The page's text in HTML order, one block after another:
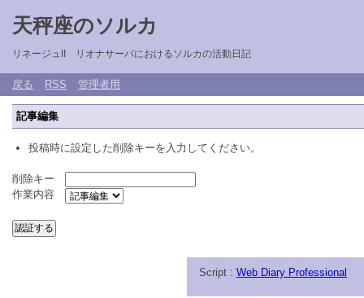
天秤座のソルカ
リネージュII リオナサーバにおけるソルカの活動日記
戻る RSS 管理者用
記事編集
投稿時に設定した削除キーを入力してください。
削除キー
作業内容
Script : Web Diary Professional